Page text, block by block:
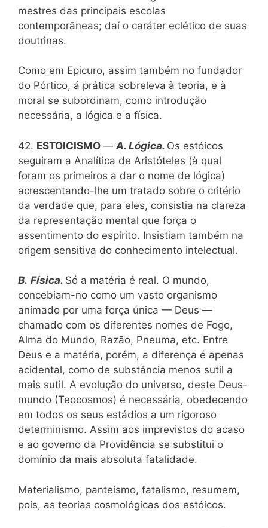
mestres das principais escolas
contemporâneas; daí o caráter eclético de suas
doutrinas.
Como em Epicuro, assim também no fundador
do Pórtico, á prática sobreleva à teoria, e à
moral se subordinam, como introdução
necessária, a lógica e a física.
42. ESTOICISMO — A. Lógica. Os estóicos
seguiram a Analítica de Aristóteles (à qual
foram os primeiros a dar o nome de lógica)
acrescentando-lhe um tratado sobre o critério
da verdade que, para eles, consistia na clareza
da representação mental que força o
assentimento do espírito. Insistiam também na
origem sensitiva do conhecimento intelectual.
B. Física. Só a matéria é real. O mundo,
concebiam-no como um vasto organismo
animado por uma força única — Deus —
chamado com os diferentes nomes de Fogo,
Alma do Mundo, Razão, Pneuma, etc. Entre
Deus e a matéria, porém, a diferença é apenas
acidental, como de substância menos sutil a
mais sutil. A evolução do universo, deste Deus-
mundo (Teocosmos) é necessária, obedecendo
em todos os seus estádios a um rigoroso
determinismo. Assim aos imprevistos do acaso
e ao governo da Providência se substitui o
domínio da mais absoluta fatalidade.
Materialismo, panteísmo, fatalismo, resumem,
pois, as teorias cosmológicas dos estóicos.